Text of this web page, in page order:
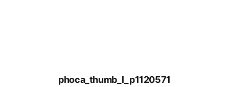
phoca_thumb_l_p1120571